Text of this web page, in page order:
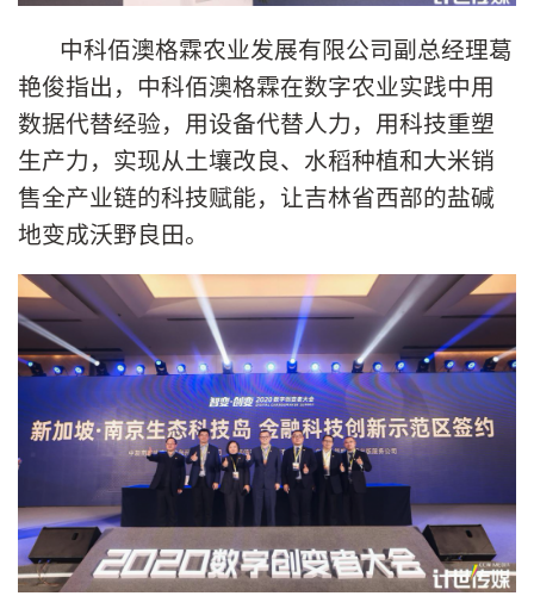
中科佰澳格霖农业发展有限公司副总经理葛
艳俊指出，中科佰澳格霖在数字农业实践中用
数据代替经验，用设备代替人力，用科技重塑
生产力，实现从土壤改良、水稻种植和大米销
售全产业链的科技赋能，让吉林省西部的盐碱
地变成沃野良田。